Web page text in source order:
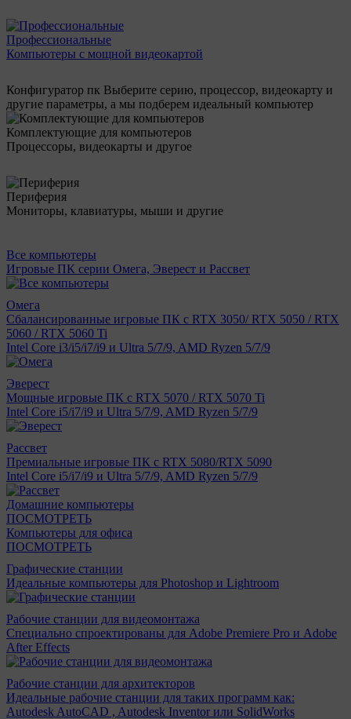
Профессиональные
Компьютеры с мощной видеокартой
Конфигуратор пк Выберите серию, процессор, видеокарту и
другие параметры, а мы подберем идеальный компьютер
Комплектующие для компьютеров
Процессоры, видеокарты и другое
Периферия
Мониторы, клавиатуры, мыши и другие
Все компьютеры
Игровые ПК серии Омега, Эверест и Рассвет
Омега
Сбалансированные игровые ПК с RTX 3050/ RTX 5050 / RTX
5060 / RTX 5060 Ti
Intel Core i3/i5/i7/i9 и Ultra 5/7/9, AMD Ryzen 5/7/9
Эверест
Мощные игровые ПК с RTX 5070 / RTX 5070 Ti
Intel Core i5/i7/i9 и Ultra 5/7/9, AMD Ryzen 5/7/9
Рассвет
Премиальные игровые ПК с RTX 5080/RTX 5090
Intel Core i5/i7/i9 и Ultra 5/7/9, AMD Ryzen 5/7/9
Домашние компьютеры
ПОСМОТРЕТЬ
Компьютеры для офиса
ПОСМОТРЕТЬ
Графические станции
Идеальные компьютеры для Photoshop и Lightroom
Рабочие станции для видеомонтажа
Специально спроектированы для Adobe Premiere Pro и Adobe
After Effects
Рабочие станции для архитекторов
Идеальные рабочие станции для таких программ как:
Autodesk AutoCAD , Autodesk Inventor или SolidWorks